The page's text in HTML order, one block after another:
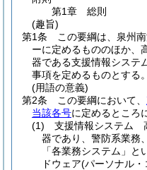
第1章
総則
(趣旨)
第1条
この要綱は、泉州
ーに定めるもののほか、
器である支援情報システ
事項を定めるものとする。
(用語の意義)
第2条
この要綱において、
当該各号に定めるところ
(1)
支援情報システム
器であり、警防系業務
「各業務システム」と
ドウェア(パーソナル・